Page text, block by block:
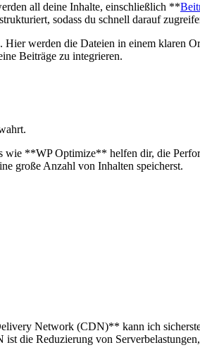
all deine Inhalte, einschließlich **
sodass⁤ du schnell⁢ darauf
werden ⁣die Dateien in einem ⁣klaren
Beiträge ⁢zu ‌integrieren.
**WP Optimize** helfen dir, die
große Anzahl von ‌Inhalten speicherst.
Network (CDN)**​ kann ich
‍die Reduzierung von